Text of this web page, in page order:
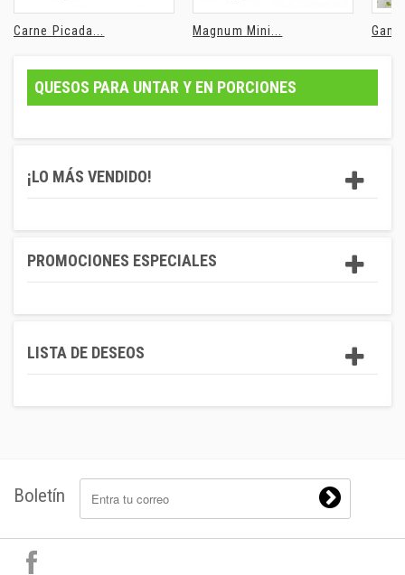
Carne Picada... Magnum Mini...
QUESOS PARA UNTAR Y EN PORCIONES
¡LO MÁS VENDIDO!
PROMOCIONES ESPECIALES
LISTA DE DESEOS
Boletín